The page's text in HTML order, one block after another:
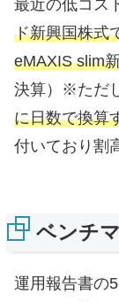
最近の低コス
ド新興国株式
eMAXIS slim
決算）※ただ
に日数で換算
付いており割
ベンチ
運用報告書の